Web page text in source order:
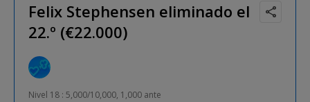
Felix Stephensen eliminado el
22.º (€22.000)
Nivel 18 : 5,000/10,000, 1,000 ante